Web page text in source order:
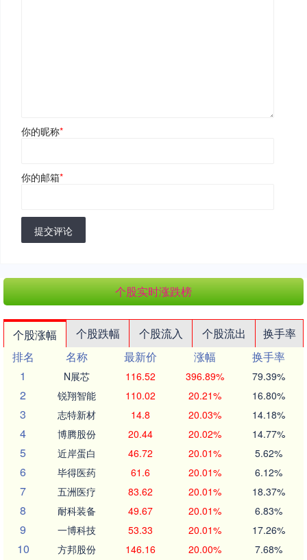
你的昵称*
你的邮箱*
提交评论
个股实时涨跌榜
个股涨幅 个股跌幅 个股流入 个股流出
换手率
排名
名称 最新价 涨幅
换手率
1
N展芯 116.52 396.89% 79.39%
2 锐翔智能 110.02 20.21% 16.80%
3 志特新材 14.8 20.03% 14.18%
4 博腾股份 20.44 20.02% 14.77%
5 近岸蛋白 46.72 20.01% 5.62%
6 毕得医药 61.6 20.01% 6.12%
7 五洲医疗 83.62 20.01% 18.37%
8 耐科装备 49.67 20.01% 6.83%
9 一博科技 53.33 20.01% 17.26%
10 方邦股份 146.16 20.00% 7.68%